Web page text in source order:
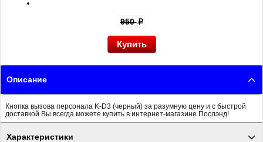
950p
Описание
Кнопка вызова персонала K-D3 (черный) за разумную цену и с быстрой
доставкой Вы всегда можете купить в интернет-магазине Послэнд!
Характеристики